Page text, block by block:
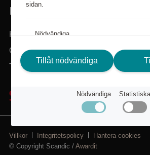
sidan.
Nödvändiga
Statistiska
Klicka på länken för att läsa mer om hur
och andra tekniska lösningar och hur vi
behandlar personuppgifter.
Integritetspolicy
Tillåt nödvändiga
Nödvändiga Statistiska
BEHÖVER DU HJÄLP?
Kundservice
Om Scandic Friends
Tillbaka till scandichotels.se
Villkor Integritetspolicy
Hantera cookies
© Copyright Scandic /Awardit